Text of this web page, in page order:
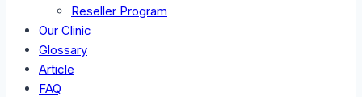
Reseller Program
Our Clinic
Glossary
Article
FAQ